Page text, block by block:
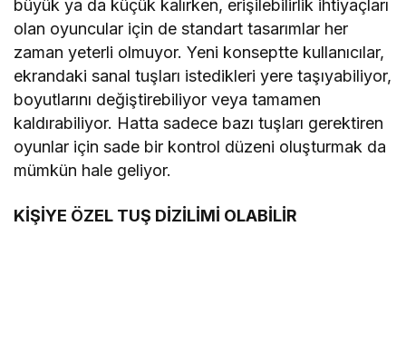
büyük ya da küçük kalırken, erişilebilirlik ihtiyaçları
olan oyuncular için de standart tasarımlar her
zaman yeterli olmuyor. Yeni konseptte kullanıcılar,
ekrandaki sanal tuşları istedikleri yere taşıyabiliyor,
boyutlarını değiştirebiliyor veya tamamen
kaldırabiliyor. Hatta sadece bazı tuşları gerektiren
oyunlar için sade bir kontrol düzeni oluşturmak da
mümkün hale geliyor.
KİŞİYE ÖZEL TUŞ DİZİLİMİ OLABİLİR